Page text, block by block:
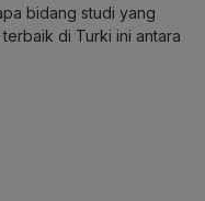
bidang studi yang
di Turki ini antara